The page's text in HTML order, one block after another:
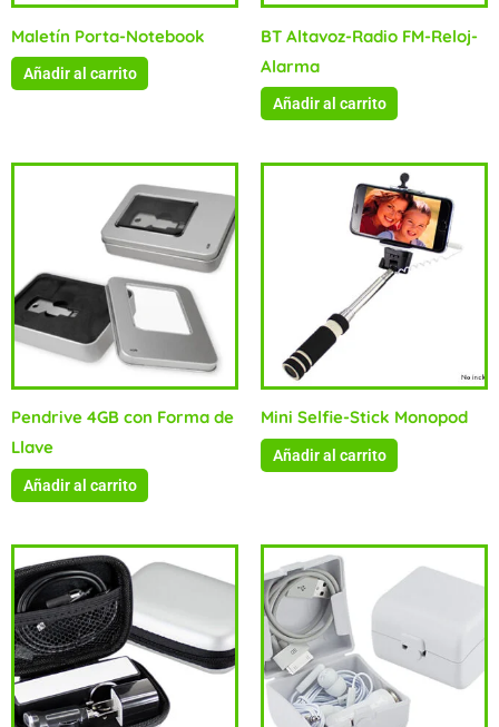
Maletín Porta-Notebook
Añadir al carrito
BT Altavoz-Radio FM-Reloj-
Alarma
Añadir al carrito
Pendrive 4GB con Forma de
Llave
Añadir al carrito
Mini Selfie-Stick Monopod
Añadir al carrito